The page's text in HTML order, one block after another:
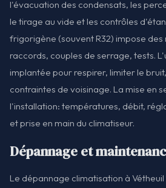
l'évacuation des condensats, les
le tirage au vide et les contrôles
frigorigène (souvent R32) impose des
raccords, couples de serrage, tests.
implantée pour respirer, limiter le
contraintes de voisinage. La mise en
l'installation: températures, débit,
et prise en main du climatiseur.
Dépannage et
Le dépannage climatisation à